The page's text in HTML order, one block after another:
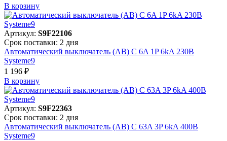
В корзинy
Артикул: S9F22106
Срок поставки: 2 дня
Автоматический выключатель (АВ) C 6A 1P 6kA 230В
Systeme9
1 196 ₽
В корзинy
Артикул: S9F22363
Срок поставки: 2 дня
Автоматический выключатель (АВ) C 63A 3P 6kA 400В
Systeme9